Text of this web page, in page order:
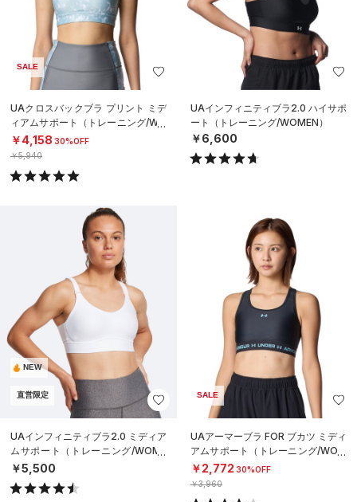
SALE
UAクロスバックブラ プリント ミデ
ィアムサポート（トレーニング/WO
MEN）
￥4,158 30%OFF
￥5,940
UAインフィニティブラ2.0 ハイサポ
ート（トレーニング/WOMEN）
￥6,600
NEW
直営限定
UAインフィニティブラ2.0 ミディア
ムサポート（トレーニング/WOME
N）
￥5,500
SALE
UAアーマーブラ FOR ブカツ ミディ
アムサポート（トレーニング/WOM
EN）
￥2,772 30%OFF
￥3,960